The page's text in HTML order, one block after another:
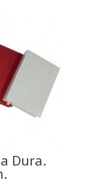
Dura.